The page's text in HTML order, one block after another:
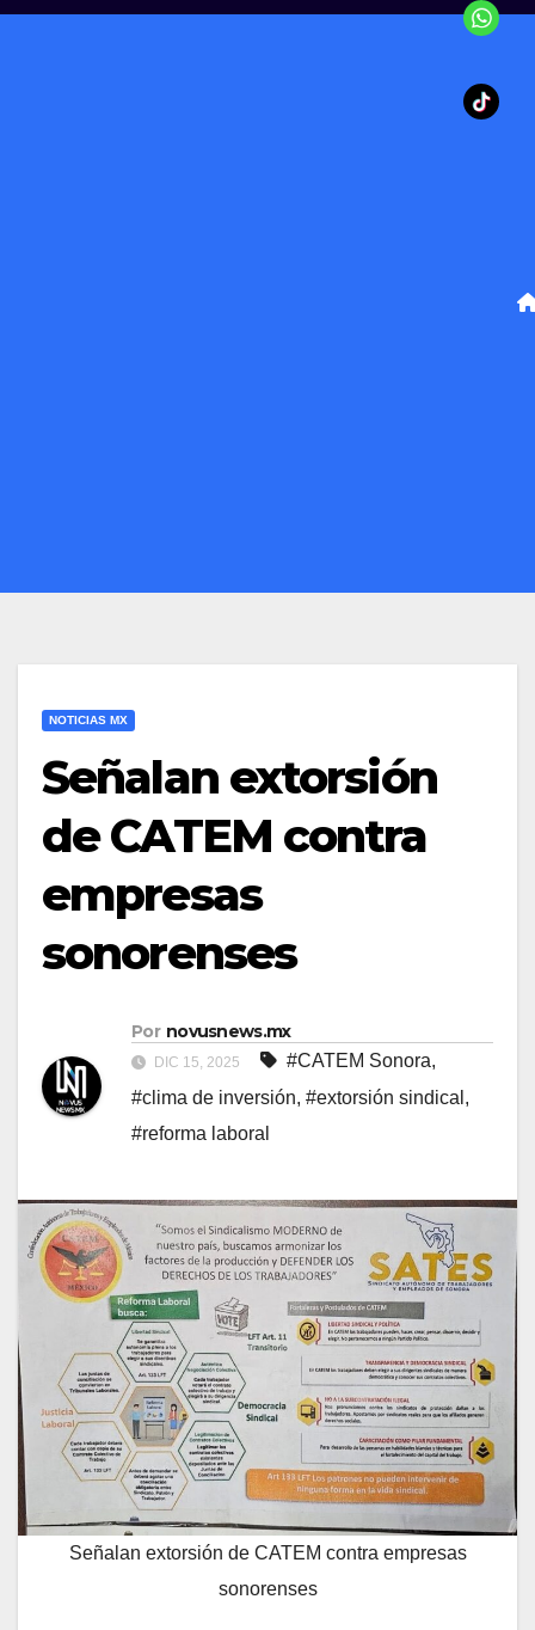
NOTICIAS MX
Señalan extorsión
de CATEM contra
empresas
sonorenses
Por novusnews.mx
DIC 15, 2025 #CATEM Sonora,
#clima de inversión, #extorsión sindical ,
#reforma laboral
Señalan extorsión de CATEM contra empresas
sonorenses